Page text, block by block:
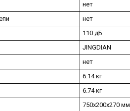
нет
нет
110 дБ
JINGDIAN
нет
6.14 кг
6.74 кг
750х200х270 мм